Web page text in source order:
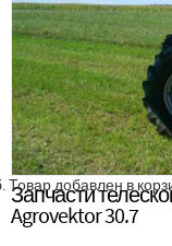
Товар добавлен в
Запчасти
Agrovektor 30.7